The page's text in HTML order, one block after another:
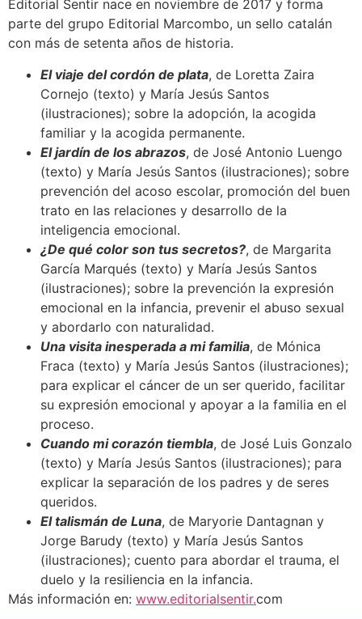
Editorial Sentir nace en noviembre de 2017 y forma
parte del grupo Editorial Marcombo, un sello catalán
con más de setenta años de historia.
El viaje del cordón de plata, de Loretta Zaira
Cornejo (texto) y María Jesús Santos
(ilustraciones); sobre la adopción, la acogida
familiar y la acogida permanente.
El jardín de los abrazos, de José Antonio Luengo
(texto) y María Jesús Santos (ilustraciones); sobre
prevención del acoso escolar, promoción del buen
trato en las relaciones y desarrollo de la
inteligencia emocional.
¿De qué color son tus secretos?, de Margarita
García Marqués (texto) y María Jesús Santos
(ilustraciones); sobre la prevención la expresión
emocional en la infancia, prevenir el abuso sexual
y abordarlo con naturalidad.
Una visita inesperada a mi familia, de Mónica
Fraca (texto) y María Jesús Santos (ilustraciones);
para explicar el cáncer de un ser querido, facilitar
su expresión emocional y apoyar a la familia en el
proceso.
Cuando mi corazón tiembla, de José Luis Gonzalo
(texto) y María Jesús Santos (ilustraciones); para
explicar la separación de los padres y de seres
queridos.
El talismán de Luna, de Maryorie Dantagnan y
Jorge Barudy (texto) y María Jesús Santos
(ilustraciones); cuento para abordar el trauma, el
duelo y la resiliencia en la infancia.
Más información en: www.editorialsentir.com